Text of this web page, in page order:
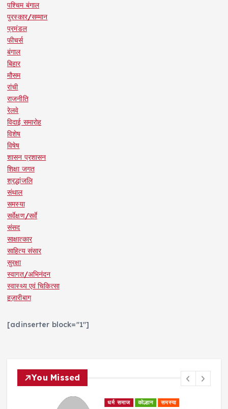
पश्चिम बंगाल
पुरस्कार/सम्मान
प्रमंडल
फीचर्स
बंगाल
बिहार
मौसम
रांची
राजनीति
रेलवे
विदाई समारोह
विशेष
विषेष
शासन प्रशासन
शिक्षा जगत
श्रद्धांजलि
संथाल
समस्या
सर्वेक्षण/सर्वे
संसद
साक्षात्कार
साहित्य संसार
सुरक्षा
स्वागत/अभिनंदन
स्वास्थ्य एवं चिकित्सा
हज़ारीबाग
[adinserter block="1"]
You Missed
धर्म समाज कोल्हान समस्या